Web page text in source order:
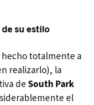
de su estilo
totalmente a
realizarlo), la
de South Park
el